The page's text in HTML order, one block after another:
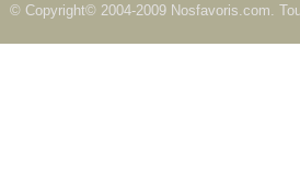
© Copyright© 2004-2009 Nosfavoris.com.